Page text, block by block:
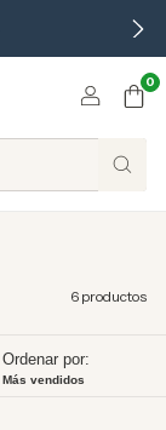
0
6 productos
Ordenar por:
Más vendidos